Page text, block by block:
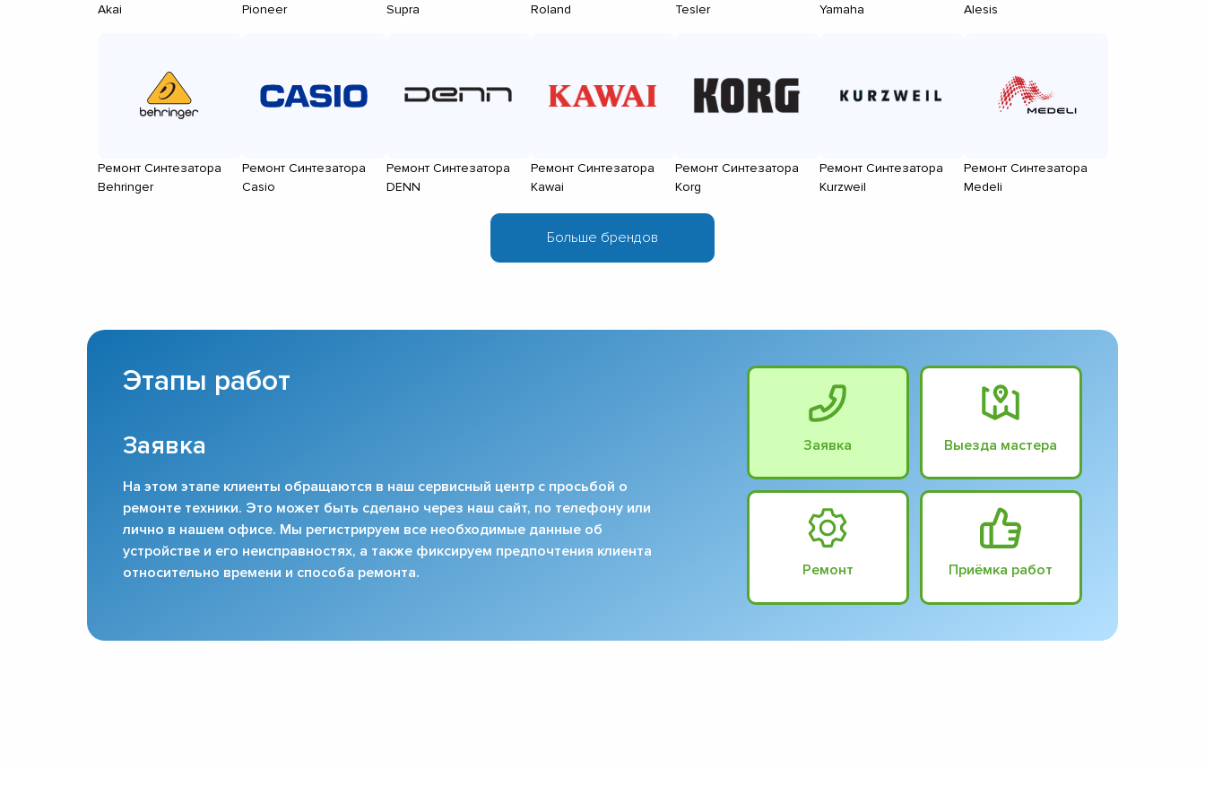
Akai
Pioneer
Supra
Roland
Tesler
Yamaha
Alesis
Ремонт Синтезатора
Behringer
Ремонт Синтезатора
Casio
Ремонт Синтезатора
DENN
Ремонт Синтезатора
Kawai
Ремонт Синтезатора
Korg
Ремонт Синтезатора
Kurzweil
Ремонт Синтезатора
Medeli
Этапы работ
Заявка
На этом этапе клиенты обращаются в наш сервисный центр с просьбой о
ремонте техники. Это может быть сделано через наш сайт, по телефону или
лично в нашем офисе. Мы регистрируем все необходимые данные об
устройстве и его неисправностях, а также фиксируем предпочтения клиента
относительно времени и способа ремонта.
Заявка Выезда мастера
Ремонт Приёмка работ